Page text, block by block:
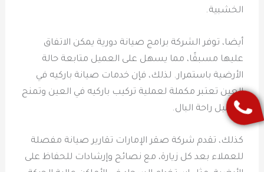
الخشبية.
أيضا، توفر الشركة برامج صيانة دورية يمكن الاتفاق
عليها مسبقًا، مما يسهل على العميل متابعة حالة
الأرضية باستمرار. لذلك، فإن خدمات صيانة باركيه في
العين تعتبر مكملة لعملية تركيب باركيه في العين وتمنح
العميل راحة البال.
كذلك، تقدم شركة صقر الإمارات تقارير صيانة مفصلة
للعملاء بعد كل زيارة، مع نصائح وإرشادات للحفاظ على